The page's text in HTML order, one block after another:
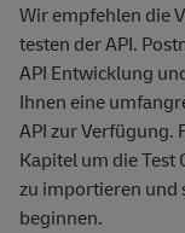
Wir empfehlen die
testen der API.
API Entwicklung
Ihnen eine
API zur Verfügung.
Kapitel um die Test
zu importieren und
beginnen.